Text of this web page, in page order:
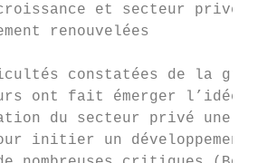
et secteur privé :
renouvelées
constatées de la
ont fait émerger l’idée
du secteur privé une
initier un développement